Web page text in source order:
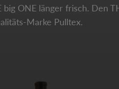
big ONE länger frisch. Den
Marke Pulltex.